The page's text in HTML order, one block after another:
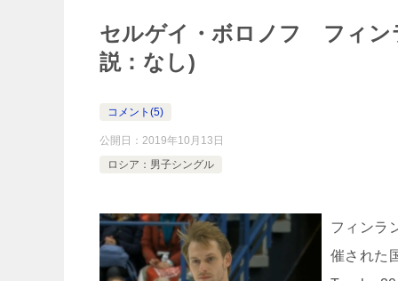
セルゲイ・ボロノフ フィ
説：なし)
コメント(5)
公開日： 2019年10月13日
ロシア：男子シングル
フィンラ
催された